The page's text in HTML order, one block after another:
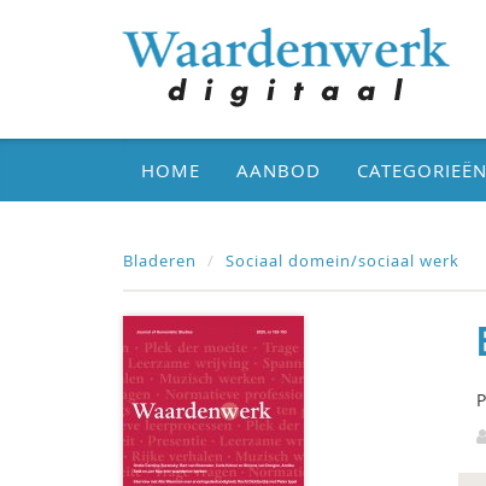
HOME AANBOD CATEGORIEËN
Bladeren Sociaal domein/sociaal werk